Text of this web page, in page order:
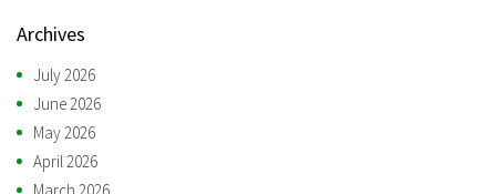
Archives
July 2026
June 2026
May 2026
April 2026